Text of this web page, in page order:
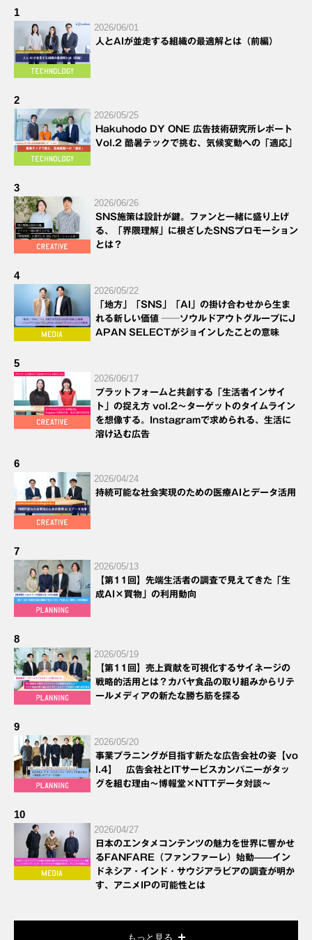
1
2026/06/01
人とAIが並走する組織の最適解とは（前編）
2
2026/05/25
Hakuhodo DY ONE 広告技術研究所レポート
Vol.2 酷暑テックで挑む、気候変動への「適応」
3
2026/06/26
SNS施策は設計が鍵。ファンと一緒に盛り上げ
る、「界隈理解」に根ざしたSNSプロモーション
とは？
4
2026/05/22
「地方」「SNS」「AI」の掛け合わせから生ま
れる新しい価値 ──ソウルドアウトグループにJ
APAN SELECTがジョインしたことの意味
5
2026/06/17
プラットフォームと共創する「生活者インサイ
ト」の捉え方 vol.2～ターゲットのタイムライン
を想像する。Instagramで求められる、生活に
溶け込む広告
6
2026/04/24
持続可能な社会実現のための医療AIとデータ活用
7
2026/05/13
【第11回】先端生活者の調査で見えてきた「生
成AI×買物」の利用動向
8
2026/05/19
【第11回】売上貢献を可視化するサイネージの
戦略的活用とは？カバヤ食品の取り組みからリテ
ールメディアの新たな勝ち筋を探る
9
2026/05/20
事業プラニングが目指す新たな広告会社の姿【vo
l.4】 広告会社とITサービスカンパニーがタッ
グを組む理由～博報堂×NTTデータ対談～
10
2026/04/27
日本のエンタメコンテンツの魅力を世界に響かせ
るFANFARE（ファンファーレ）始動——イン
ドネシア・インド・サウジアラビアの調査が明か
す、アニメIPの可能性とは
もっと見る